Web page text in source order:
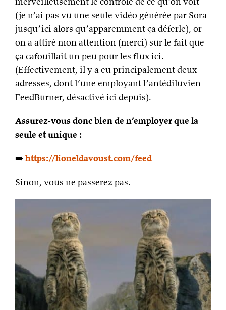
(je n’ai pas vu une seule vidéo générée par Sora
jusqu’ici alors qu’apparemment ça déferle), or
on a attiré mon attention (merci) sur le fait que
ça cafouillait un peu pour les flux ici.
(Effectivement, il y a eu principalement deux
adresses, dont l’une employant l’antédiluvien
FeedBurner, désactivé ici depuis).
Assurez-vous donc bien de n’employer que la
seule et unique :
➡️https://lioneldavoust.com/feed
Sinon, vous ne passerez pas.